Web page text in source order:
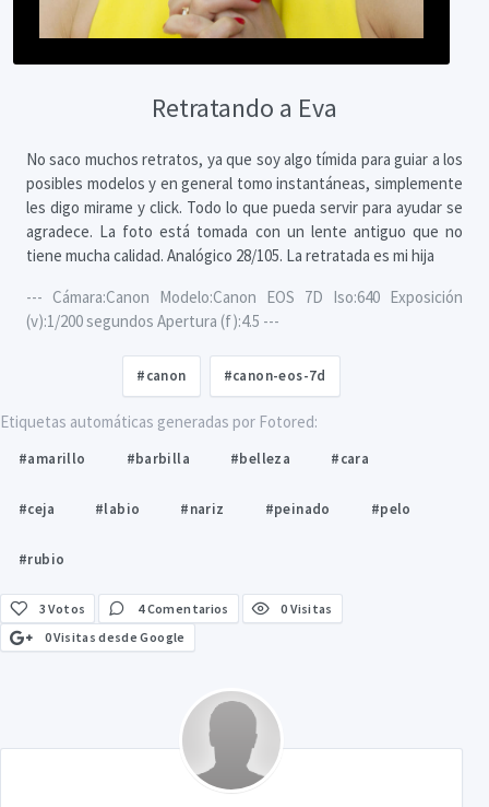
Retratando a Eva
No saco muchos retratos, ya que soy algo tímida para guiar a los
posibles modelos y en general tomo instantáneas, simplemente
les digo mirame y click. Todo lo que pueda servir para ayudar se
agradece. La foto está tomada con un lente antiguo que no
tiene mucha calidad. Analógico 28/105. La retratada es mi hija
--- Cámara:Canon Modelo:Canon EOS 7D Iso:640 Exposición
(v):1/200 segundos Apertura (f):4.5 ---
#canon #canon-eos-7d
Etiquetas automáticas generadas por Fotored:
#amarillo #barbilla #belleza #cara
#ceja #labio #nariz #peinado #pelo
#rubio
3 Votos 4 Comentarios
0 Visitas
0 Visitas desde Google